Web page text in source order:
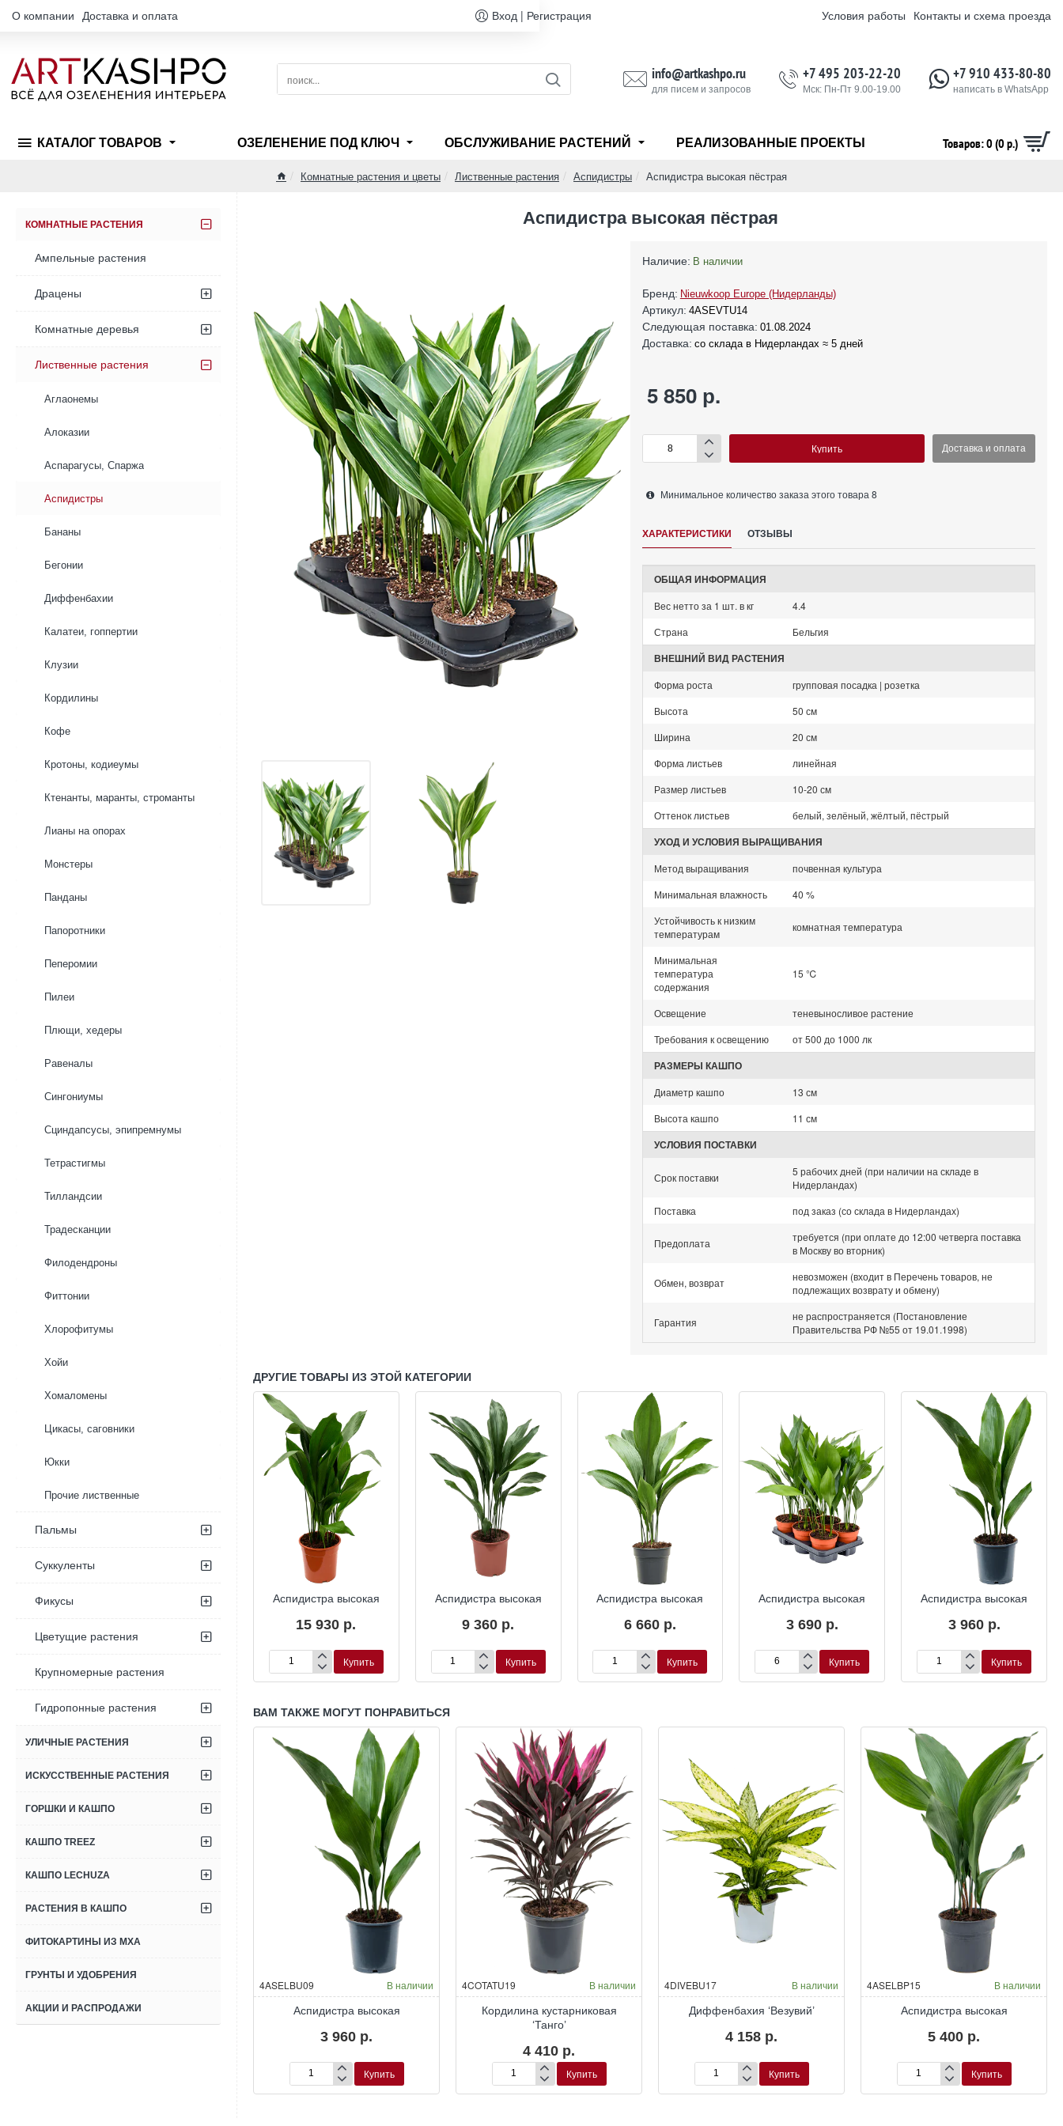
О компании Доставка и оплата Вход | Регистрация Условия работы Контакты и схема проезда
поиск...
info@artkashpo.ru
для писем и запросов
+7 495 203-22-20
Мск: Пн-Пт 9.00-19.00
+7 910 433-80-80
написать в WhatsApp
КАТАЛОГ ТОВАРОВ ОЗЕЛЕНЕНИЕ ПОД КЛЮЧ ОБСЛУЖИВАНИЕ РАСТЕНИЙ РЕАЛИЗОВАННЫЕ ПРОЕКТЫ Товаров: 0 (0 р.)
Комнатные растения и цветы Лиственные растения Аспидистры Аспидистра высокая пёстрая
КОМНАТНЫЕ РАСТЕНИЯ
Ампельные растения
Драцены
Комнатные деревья
Лиственные растения
Аглаонемы
Алоказии
Аспарагусы, Спаржа
Аспидистры
Бананы
Бегонии
Диффенбахии
Калатеи, гоппертии
Клузии
Кордилины
Кофе
Кротоны, кодиеумы
Ктенанты, маранты, строманты
Лианы на опорах
Монстеры
Панданы
Папоротники
Пеперомии
Пилеи
Плющи, хедеры
Равеналы
Сингониумы
Сциндапсусы, эпипремнумы
Тетрастигмы
Тилландсии
Традесканции
Филодендроны
Фиттонии
Хлорофитумы
Хойи
Хомаломены
Цикасы, саговники
Юкки
Прочие лиственные
Пальмы
Суккуленты
Фикусы
Цветущие растения
Крупномерные растения
Гидропонные растения
УЛИЧНЫЕ РАСТЕНИЯ
ИСКУССТВЕННЫЕ РАСТЕНИЯ
ГОРШКИ И КАШПО
КАШПО TREEZ
КАШПО LECHUZA
РАСТЕНИЯ В КАШПО
ФИТОКАРТИНЫ ИЗ МХА
ГРУНТЫ И УДОБРЕНИЯ
АКЦИИ И РАСПРОДАЖИ
Аспидистра высокая пёстрая
ХАРАКТЕРИСТИКИ ОТЗЫВЫ
ОБЩАЯ ИНФОРМАЦИЯ
Вес нетто за 1 шт. в кг
4.4
Страна
Бельгия
ВНЕШНИЙ ВИД РАСТЕНИЯ
Форма роста
групповая посадка | розетка
Высота
50 см
Ширина
20 см
Форма листьев
линейная
Размер листьев
10-20 см
Оттенок листьев
белый, зелёный, жёлтый, пёстрый
УХОД И УСЛОВИЯ ВЫРАЩИВАНИЯ
Метод выращивания
почвенная культура
Минимальная влажность
40 %
Устойчивость к низким
температурам
комнатная температура
Минимальная
температура
содержания
15 ℃
Освещение
теневыносливое растение
Требования к освещению
от 500 до 1000 лк
РАЗМЕРЫ КАШПО
Диаметр кашпо
13 см
Высота кашпо
11 см
УСЛОВИЯ ПОСТАВКИ
Срок поставки
5 рабочих дней (при наличии на складе в
Нидерландах)
Поставка
под заказ (со склада в Нидерландах)
Предоплата
требуется (при оплате до 12:00 четверга поставка
в Москву во вторник)
Обмен, возврат
невозможен (входит в Перечень товаров, не
подлежащих возврату и обмену)
Гарантия
не распространяется (Постановление
Правительства РФ №55 от 19.01.1998)
Наличие: В наличии
Бренд: Nieuwkoop Europe (Нидерланды)
Артикул: 4ASEVTU14
Следующая поставка: 01.08.2024
Доставка: со склада в Нидерландах ≈ 5 дней
5 850 р.
Купить Доставка и оплата
Минимальное количество заказа этого товара 8
ДРУГИЕ ТОВАРЫ ИЗ ЭТОЙ КАТЕГОРИИ
высокая
Аспидистра высокая
высокая
Аспидистра высокая
15 930 р.
Аспидистра
высокая
Купить
Аспидистра высокая
9 360 р.
Аспидистра
высокая
Купить
Аспидистра высокая
6 660 р.
Аспидистра
высокая
Купить
Аспидистра высокая
3 690 р.
Аспидистра
высокая
Купить
Аспидистра высокая
3 960 р.
Аспидистра
высокая
Купить
ВАМ ТАКЖЕ МОГУТ ПОНРАВИТЬСЯ
Кордилина кустарниковая
‘Мамбо’
4ASELBU09 В наличии
Аспидистра высокая
3 960 р.
Аспидистра
высокая
Купить
4COTATU19 В наличии
Кордилина кустарниковая
‘Танго’
4 410 р.
Кордилина
кустарниковая
Купить
4DIVEBU17 В наличии
Диффенбахия ‘Везувий’
4 158 р.
Диффенбахия
‘Везувий’
Купить
4ASELBP15 В наличии
Аспидистра высокая
5 400 р.
Аспидистра
высокая
Купить